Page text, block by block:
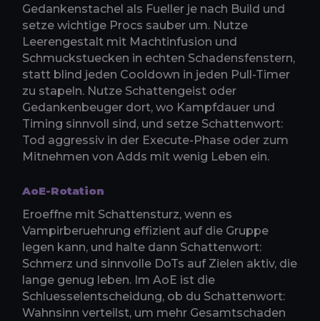
Gedankenstachel als Fueller je nach Build und
setze wichtige Procs sauber um. Nutze
Leerengestalt mit Machtinfusion und
Schmuckstuecken in echten Schadensfenstern,
statt blind jeden Cooldown in jeden Pull-Timer
zu stapeln. Nutze Schattengeist oder
Gedankenbeuger dort, wo Kampfdauer und
Timing sinnvoll sind, und setze Schattenwort:
Tod aggressiv in der Execute-Phase oder zum
Mitnehmen von Adds mit wenig Leben ein.
AoE-Rotation
Eroeffne mit Schattensturz, wenn es
Vampirberuehrung effizient auf die Gruppe
legen kann, und halte dann Schattenwort:
Schmerz und sinnvolle DoTs auf Zielen aktiv, die
lange genug leben. Im AoE ist die
Schluesselentscheidung, ob du Schattenwort:
Wahnsinn verteilst, um mehr Gesamtschaden